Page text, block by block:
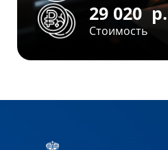
29 020р.
Стоимость